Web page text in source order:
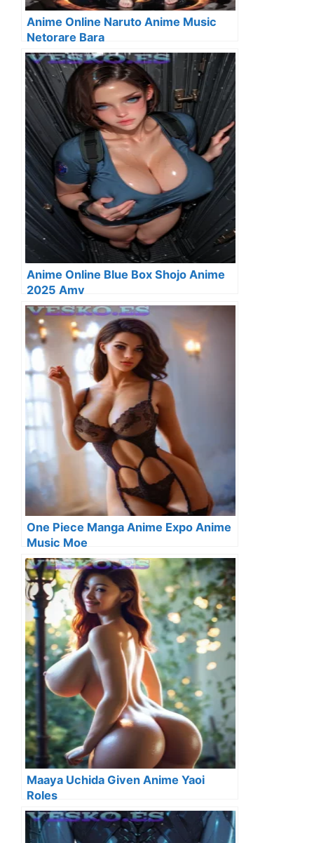
Anime Online Naruto Anime Music
Netorare Bara
Anime Online Blue Box Shojo Anime
2025 Amv
One Piece Manga Anime Expo Anime
Music Moe
Maaya Uchida Given Anime Yaoi
Roles